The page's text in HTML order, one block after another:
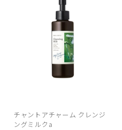
チャントアチャーム クレンジ
ングミルクa